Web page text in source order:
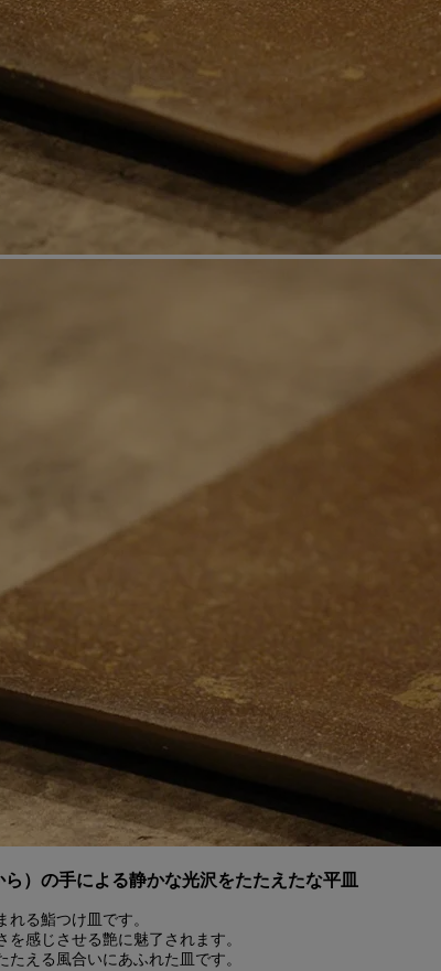
）の手による静かな光沢をたたえたな平皿
る鮨つけ皿です。
感じさせる艶に魅了されます。
える風合いにあふれた皿です。